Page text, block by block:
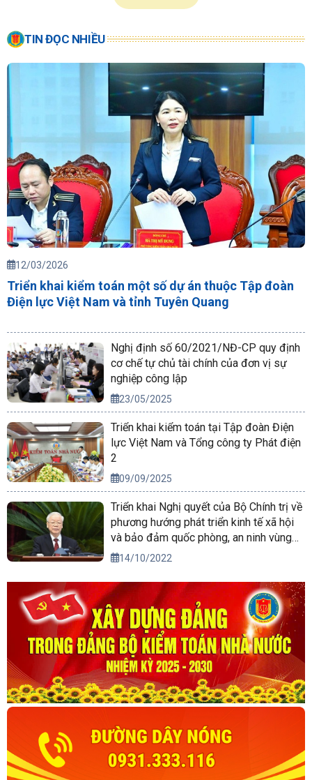
TIN ĐỌC NHIỀU
12/03/2026
Triển khai kiểm toán một số dự án thuộc Tập đoàn
Điện lực Việt Nam và tỉnh Tuyên Quang
Nghị định số 60/2021/NĐ-CP quy định
cơ chế tự chủ tài chính của đơn vị sự
nghiệp công lập
23/05/2025
Triển khai kiểm toán tại Tập đoàn Điện
lực Việt Nam và Tổng công ty Phát điện
2
09/09/2025
Triển khai Nghị quyết của Bộ Chính trị về
phương hướng phát triển kinh tế xã hội
và bảo đảm quốc phòng, an ninh vùng
Tây Nguyên đến năm 2030, tầm nhìn
14/10/2022